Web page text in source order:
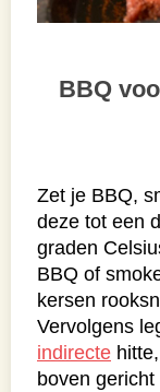
BBQ
Zet je BBQ,
deze tot een
graden
BBQ of
kersen
Vervolgens
indirecte
boven